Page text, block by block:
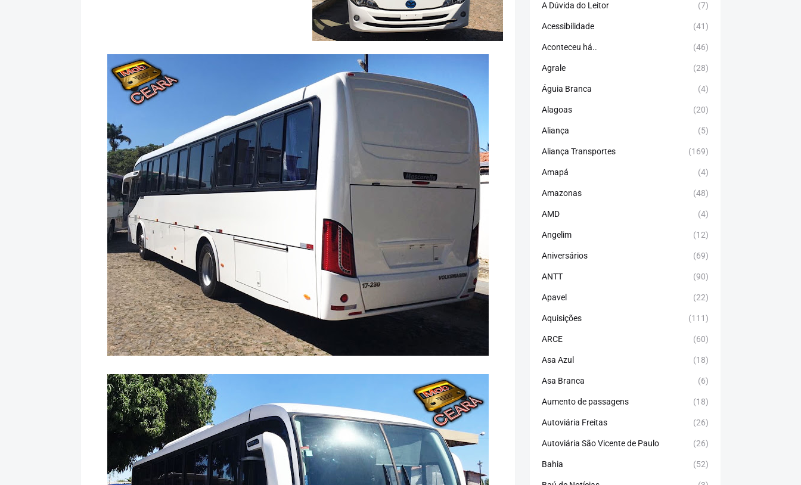
A Dúvida do Leitor (7)
Acessibilidade (41)
Aconteceu há.. (46)
Agrale (28)
Águia Branca (4)
Alagoas (20)
Aliança (5)
Aliança Transportes (169)
Amapá (4)
Amazonas (48)
AMD (4)
Angelim (12)
Aniversários (69)
ANTT (90)
Apavel (22)
Aquisições (111)
ARCE (60)
Asa Azul (18)
Asa Branca (6)
Aumento de passagens (18)
Autoviária Freitas (26)
Autoviária São Vicente de Paulo (26)
Bahia (52)